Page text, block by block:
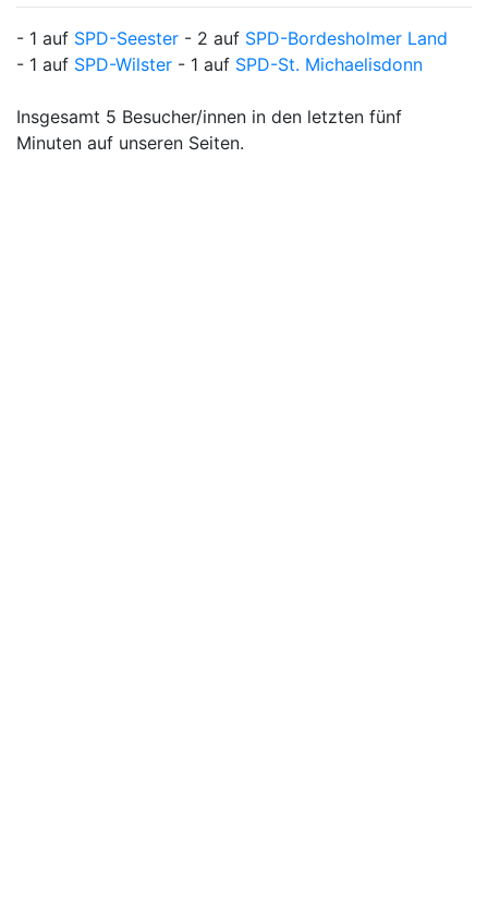
- 1 auf SPD-Seester - 2 auf SPD-Bordesholmer Land
- 1 auf SPD-Wilster - 1 auf SPD-St. Michaelisdonn
Insgesamt 5 Besucher/innen in den letzten fünf
Minuten auf unseren Seiten.